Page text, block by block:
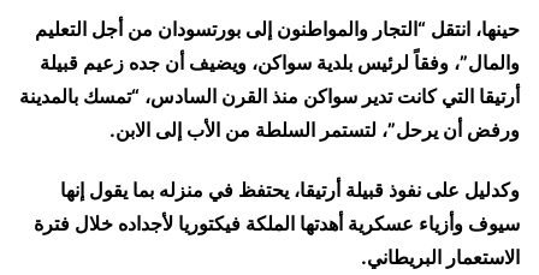
حينها، انتقل “التجار والمواطنون إلى بورتسودان من أجل التعليم
والمال”، وفقاً لرئيس بلدية سواكن، ويضيف أن جده زعيم قبيلة
أرتيقا التي كانت تدير سواكن منذ القرن السادس، “تمسك بالمدينة
ورفض أن يرحل”، لتستمر السلطة من الأب إلى الابن.
وكدليل على نفوذ قبيلة أرتيقا، يحتفظ في منزله بما يقول إنها
سيوف وأزياء عسكرية أهدتها الملكة فيكتوريا لأجداده خلال فترة
الاستعمار البريطاني.